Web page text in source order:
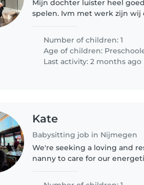
Mijn dochter luister heel
spelen. Ivm met werk zijn wij
van 17:00 tot 03:00 weekend..
Number of children: 1
Age of children:
Last activity: 2 months ago
Kate
Babysitting job in Nijmegen
We're seeking a loving and
nanny to care for our